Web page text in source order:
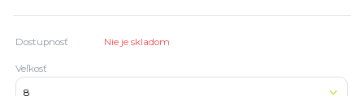
Dostupnosť Nie je skladom
Veľkosť